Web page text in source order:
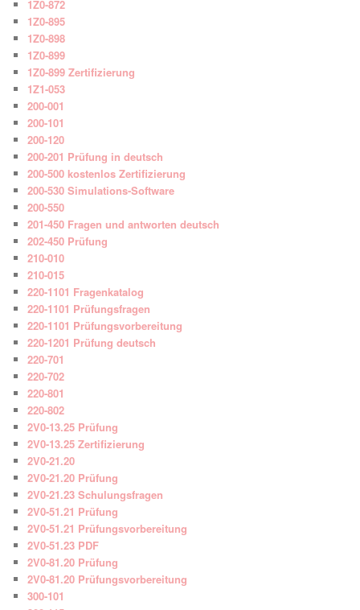
1Z0-872
1Z0-895
1Z0-898
1Z0-899
1Z0-899 Zertifizierung
1Z1-053
200-001
200-101
200-120
200-201 Prüfung in deutsch
200-500 kostenlos Zertifizierung
200-530 Simulations-Software
200-550
201-450 Fragen und antworten deutsch
202-450 Prüfung
210-010
210-015
220-1101 Fragenkatalog
220-1101 Prüfungsfragen
220-1101 Prüfungsvorbereitung
220-1201 Prüfung deutsch
220-701
220-702
220-801
220-802
2V0-13.25 Prüfung
2V0-13.25 Zertifizierung
2V0-21.20
2V0-21.20 Prüfung
2V0-21.23 Schulungsfragen
2V0-51.21 Prüfung
2V0-51.21 Prüfungsvorbereitung
2V0-51.23 PDF
2V0-81.20 Prüfung
2V0-81.20 Prüfungsvorbereitung
300-101